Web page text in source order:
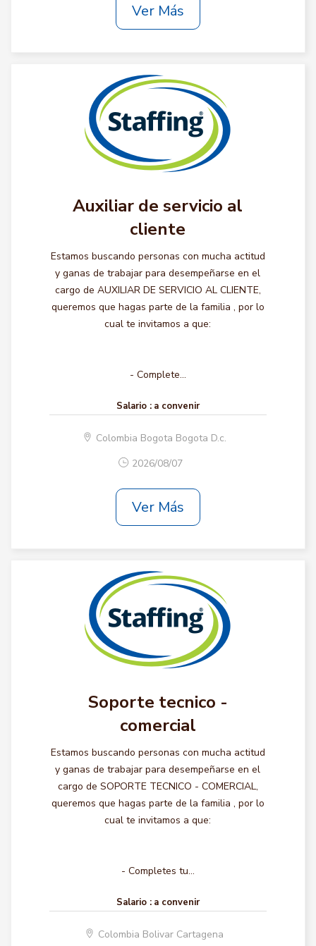
Ver Más
Auxiliar de servicio al
cliente
Estamos buscando personas con mucha actitud
y ganas de trabajar para desempeñarse en el
cargo de AUXILIAR DE SERVICIO AL CLIENTE,
queremos que hagas parte de la familia , por lo
cual te invitamos a que:
- Complete...
Salario : a convenir
Colombia Bogota Bogota D.c.
2026/08/07
Ver Más
Soporte tecnico -
comercial
Estamos buscando personas con mucha actitud
y ganas de trabajar para desempeñarse en el
cargo de SOPORTE TECNICO - COMERCIAL,
queremos que hagas parte de la familia , por lo
cual te invitamos a que:
- Completes tu...
Salario : a convenir
Colombia Bolivar Cartagena